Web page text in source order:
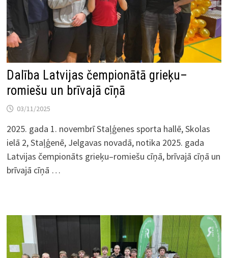
Dalība Latvijas čempionātā grieķu–
romiešu un brīvajā cīņā
03/11/2025
2025. gada 1. novembrī Staļģenes sporta hallē, Skolas
ielā 2, Staļģenē, Jelgavas novadā, notika 2025. gada
Latvijas čempionāts grieķu–romiešu cīņā, brīvajā cīņā un
brīvajā cīņā …